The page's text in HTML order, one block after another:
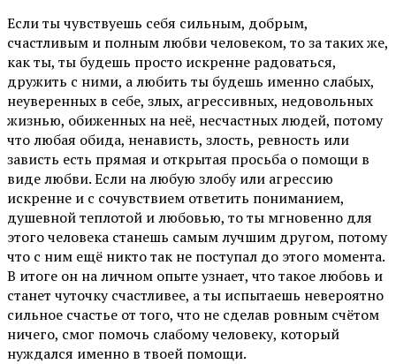
Если ты чувствуешь себя сильным, добрым,
счастливым и полным любви человеком, то за таких же,
как ты, ты будешь просто искренне радоваться,
дружить с ними, а любить ты будешь именно слабых,
неуверенных в себе, злых, агрессивных, недовольных
жизнью, обиженных на неё, несчастных людей, потому
что любая обида, ненависть, злость, ревность или
зависть есть прямая и открытая просьба о помощи в
виде любви. Если на любую злобу или агрессию
искренне и с сочувствием ответить пониманием,
душевной теплотой и любовью, то ты мгновенно для
этого человека станешь самым лучшим другом, потому
что с ним ещё никто так не поступал до этого момента.
В итоге он на личном опыте узнает, что такое любовь и
станет чуточку счастливее, а ты испытаешь невероятно
сильное счастье от того, что не сделав ровным счётом
ничего, смог помочь слабому человеку, который
нуждался именно в твоей помощи.